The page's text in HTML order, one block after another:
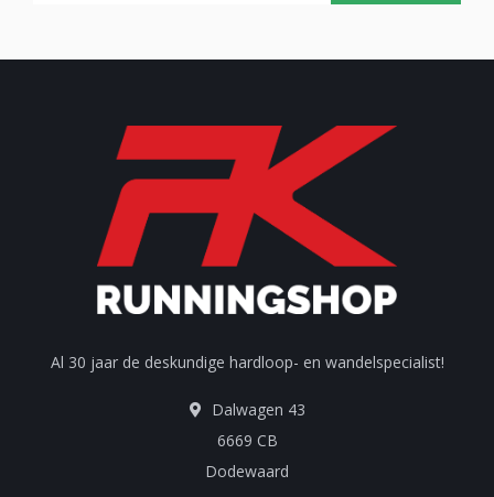
Al 30 jaar de deskundige hardloop- en wandelspecialist!
Dalwagen 43
6669 CB
Dodewaard